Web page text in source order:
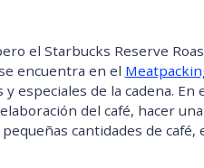
el Starbucks Reserve
encuentra en el
especiales de la cadena. En
del café, hacer una
cantidades de café,